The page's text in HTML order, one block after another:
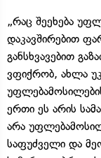
„რაც შეეხება
დაკავშირებით
განსხვავებით
ვფიქრობ, ახლა
ერთი ეს არის
არა
საფუძველი და